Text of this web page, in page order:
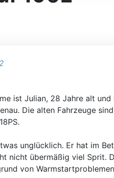
ist Julian, 28 Jahre alt
Die alten Fahrzeuge
unglücklich. Er hat im
nicht übermäßig viel
von